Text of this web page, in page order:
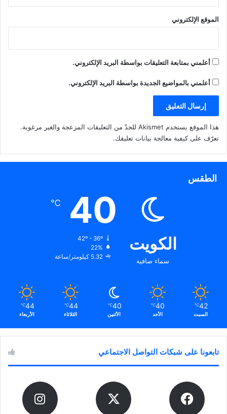
الموقع الإلكتروني
أعلمني بمتابعة التعليقات بواسطة البريد الإلكتروني.
أعلمني بالمواضيع الجديدة بواسطة البريد الإلكتروني.
هذا الموقع يستخدم Akismet للحدّ من التعليقات المزعجة والغير مرغوبة.
تعرّف على كيفية معالجة بيانات تعليقك.
الطقس
الكويت
سماء صافية
40
℃
42º - 36º
22%
5.32 كيلومتر/ساعة
42
℃
السبت
40
℃
الأحد
40
℃
الأثنين
44
℃
الثلاثاء
44
℃
الأربعاء
تابعونا على شبكات التواصل الاجتماعي